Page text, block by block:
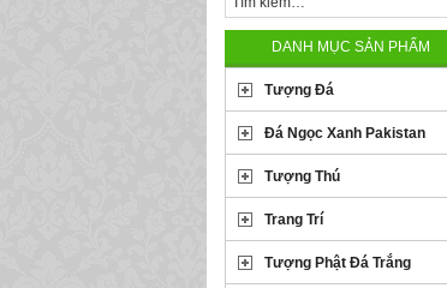
DANH MỤC SẢN PHẨM
Tượng Đá
Đá Ngọc Xanh Pakistan
Tượng Thú
Trang Trí
Tượng Phật Đá Trắng